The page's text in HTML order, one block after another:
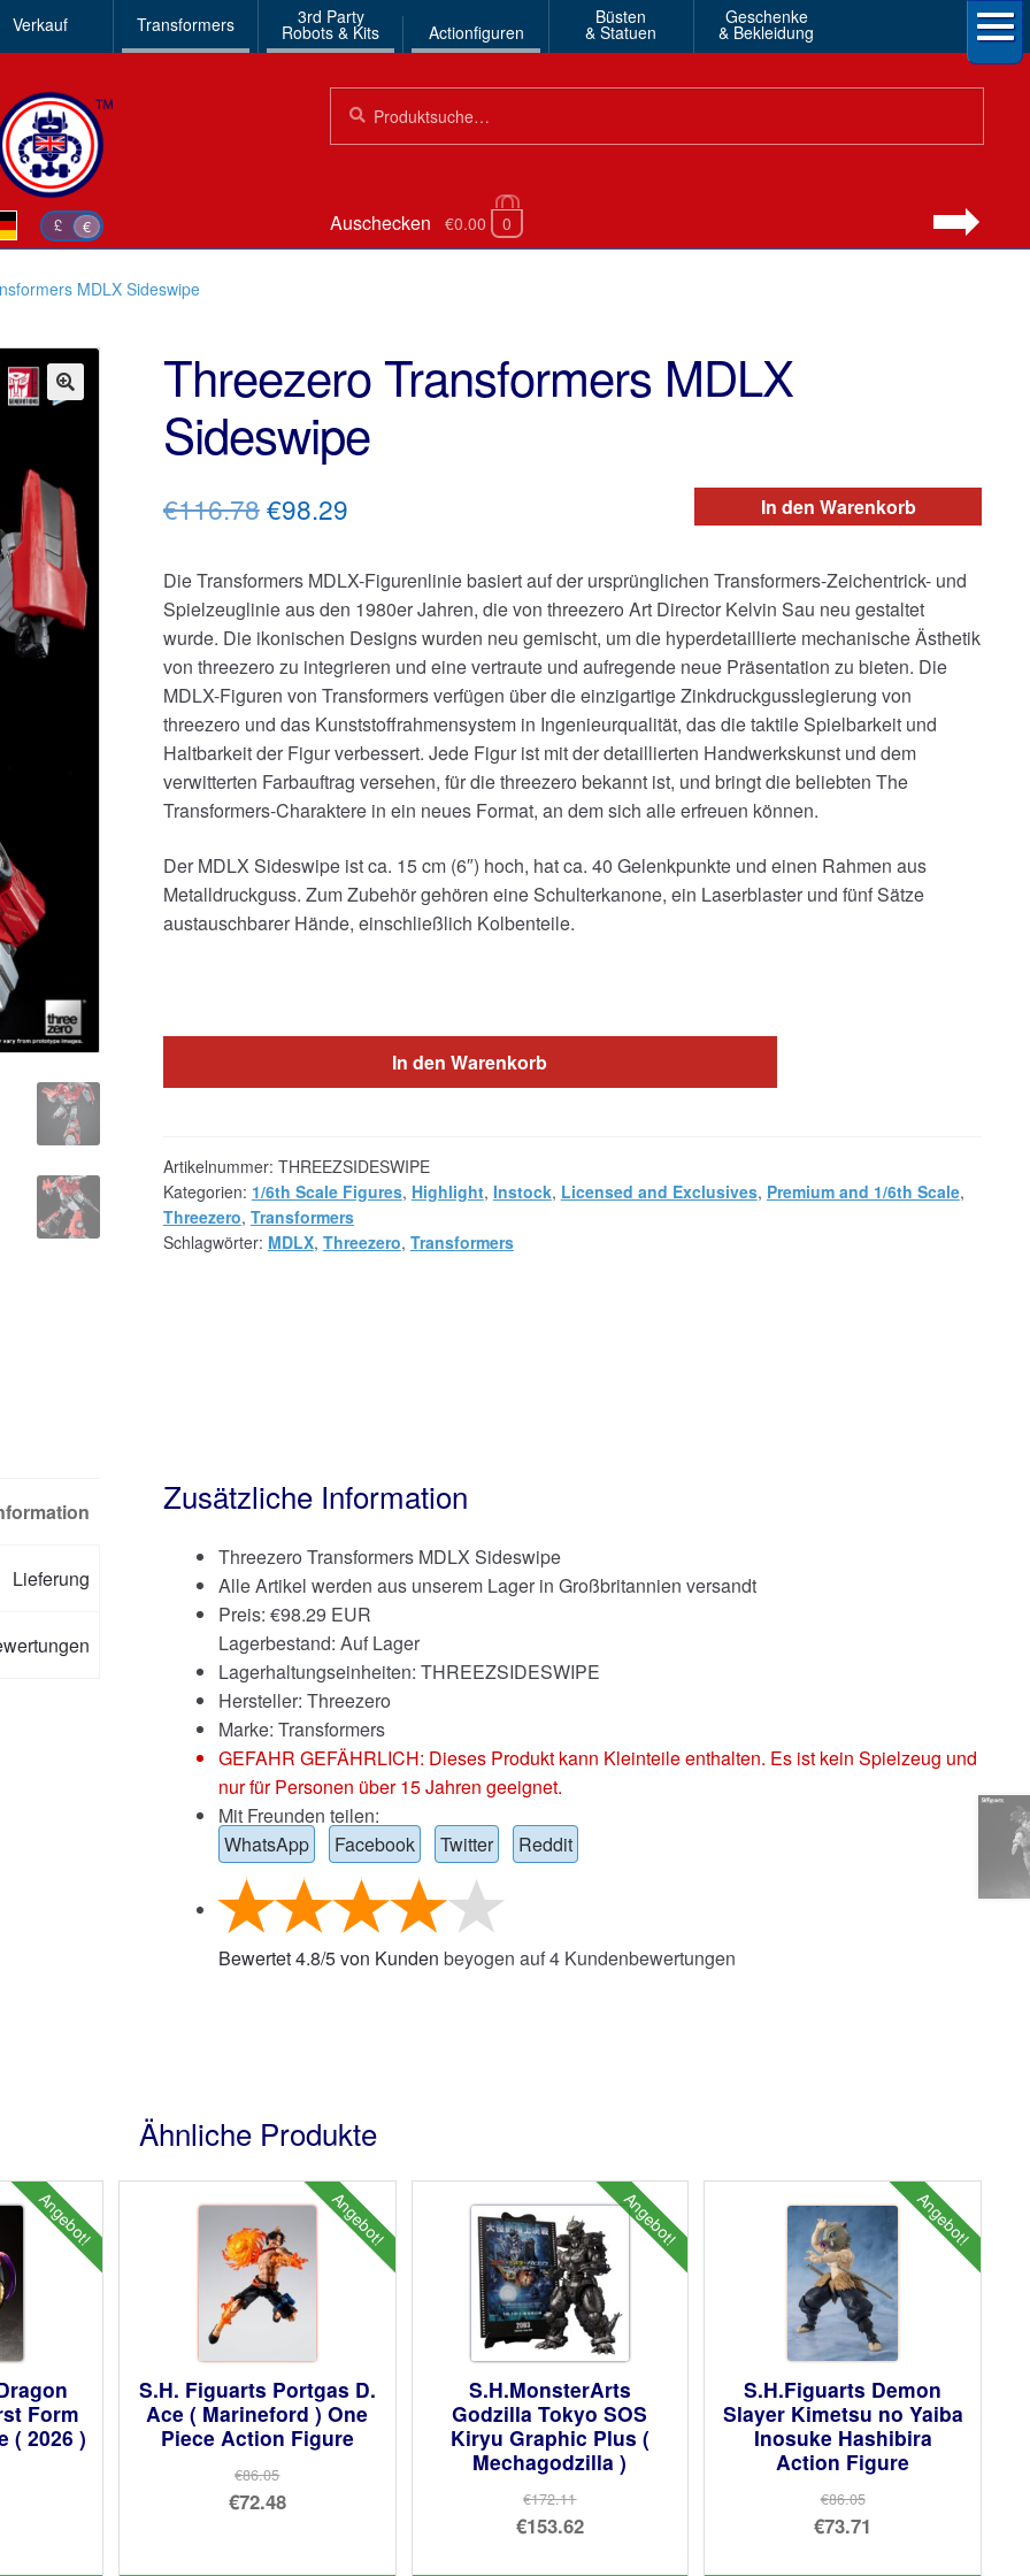
Verkauf Transformers 3rd Party
Robots & Kits Actionfiguren
Büsten
& Statuen
Geschenke
& Bekleidung
nach:
£ € Auschecken €0.00 0
MDLX Sideswipe
Threezero Transformers MDLX
Sideswipe
In den Warenkorb
€116.78Ursprünglicher
war:
€116.78
€98.29Aktueller
ist:
€98.29.
Die Transformers MDLX-Figurenlinie basiert auf der ursprünglichen Transformers-Zeichentrick- und
Spielzeuglinie aus den 1980er Jahren, die von threezero Art Director Kelvin Sau neu gestaltet
wurde. Die ikonischen Designs wurden neu gemischt, um die hyperdetaillierte mechanische Ästhetik
von threezero zu integrieren und eine vertraute und aufregende neue Präsentation zu bieten. Die
MDLX-Figuren von Transformers verfügen über die einzigartige Zinkdruckgusslegierung von
threezero und das Kunststoffrahmensystem in Ingenieurqualität, das die taktile Spielbarkeit und
Haltbarkeit der Figur verbessert. Jede Figur ist mit der detaillierten Handwerkskunst und dem
verwitterten Farbauftrag versehen, für die threezero bekannt ist, und bringt die beliebten The
Transformers-Charaktere in ein neues Format, an dem sich alle erfreuen können.
Der MDLX Sideswipe ist ca. 15 cm (6″) hoch, hat ca. 40 Gelenkpunkte und einen Rahmen aus
Metalldruckguss. Zum Zubehör gehören eine Schulterkanone, ein Laserblaster und fünf Sätze
austauschbarer Hände, einschließlich Kolbenteile.
In den Warenkorb
Artikelnummer: THREEZSIDESWIPE
Kategorien: 1/6th Scale Figures, Highlight, Instock, Licensed and Exclusives, Premium and 1/6th Scale,
Threezero, Transformers
Schlagwörter: MDLX, Threezero, Transformers
Lieferung
Zusätzliche Information
Threezero Transformers MDLX Sideswipe
Alle Artikel werden aus unserem Lager in Großbritannien versandt
Preis: €98.29 EUR
Lagerbestand: Auf Lager
Lagerhaltungseinheiten: THREEZSIDESWIPE
Hersteller: Threezero
Marke: Transformers
GEFAHR GEFÄHRLICH: Dieses Produkt kann Kleinteile enthalten. Es ist kein Spielzeug und
nur für Personen über 15 Jahren geeignet.
Mit Freunden teilen:
WhatsApp
Facebook Twitter Reddit
Bewertet4.8/5von Kunden beyogen auf4Kundenbewertungen
Ähnliche Produkte
Angebot!
Form
( 2026 )
Angebot!
S.H. Figuarts Portgas D.
Ace ( Marineford ) One
Piece Action Figure
€86.05
Ursprünglicher
€72.48
Angebot!
S.H.MonsterArts
Godzilla Tokyo SOS
Kiryu Graphic Plus (
Mechagodzilla )
€172.11
Ursprünglicher
€153.62
Angebot!
S.H.Figuarts Demon
Slayer Kimetsu no Yaiba
Inosuke Hashibira
Action Figure
€86.05
Ursprünglicher
€73.71